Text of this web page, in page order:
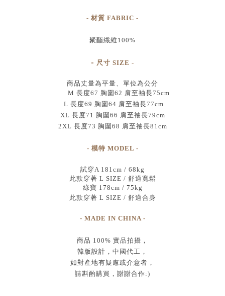
- 材質 FABRIC -
聚酯纖維100%
- 尺寸 SIZE -
商品丈量為平量、單位為公分
M 長度67 胸圍62 肩至袖長75cm
L 長度69 胸圍64 肩至袖長77cm
XL 長度71 胸圍66 肩至袖長79cm
2XL 長度73 胸圍68 肩至袖長81cm
- 模特 MODEL -
試穿A 181cm / 68kg
此款穿著 L SIZE / 舒適寬鬆
綠寶 178cm / 75kg
此款穿著 L SIZE / 舒適合身
- MADE IN CHINA -
商品 100% 實品拍攝 ，
韓版設計，中國代工 ，
如對產地有疑慮或介意者，
請斟酌購買， 謝謝合作:)